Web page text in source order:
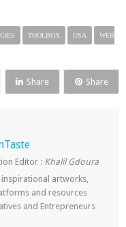
TOOLBOX USA
WEB
Share Share
Editor : Khalil Gdoura
inspirational artworks,
and resources
and Entrepreneurs